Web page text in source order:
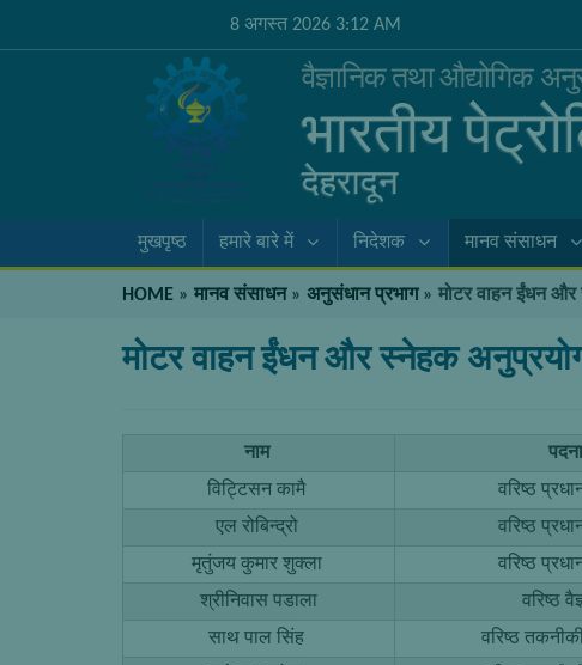
8 अगस्त 2026 3:12 AM
वैज्ञानिक तथा औद्योगिक
भारतीय
देहरादून
मुखपृष्ठ हमारे बारे में निदेशक मानव संसाधन
HOME » मानव संसाधन» अनुसंधान प्रभाग» मोटर वाहन ईंधन
मोटर वाहन ईंधन और स्नेहक
नाम
विट्टिसन कामै
वरिष्ठ
एल रोबिन्द्रो
वरिष्ठ
मृतुंजय कुमार शुक्ला
वरिष्ठ
श्रीनिवास पडाला
वरिष्ठ
साथ पाल सिंह
वरिष्ठ